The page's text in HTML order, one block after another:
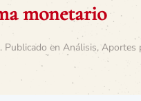
monetario
. Publicado en Análisis, Aportes